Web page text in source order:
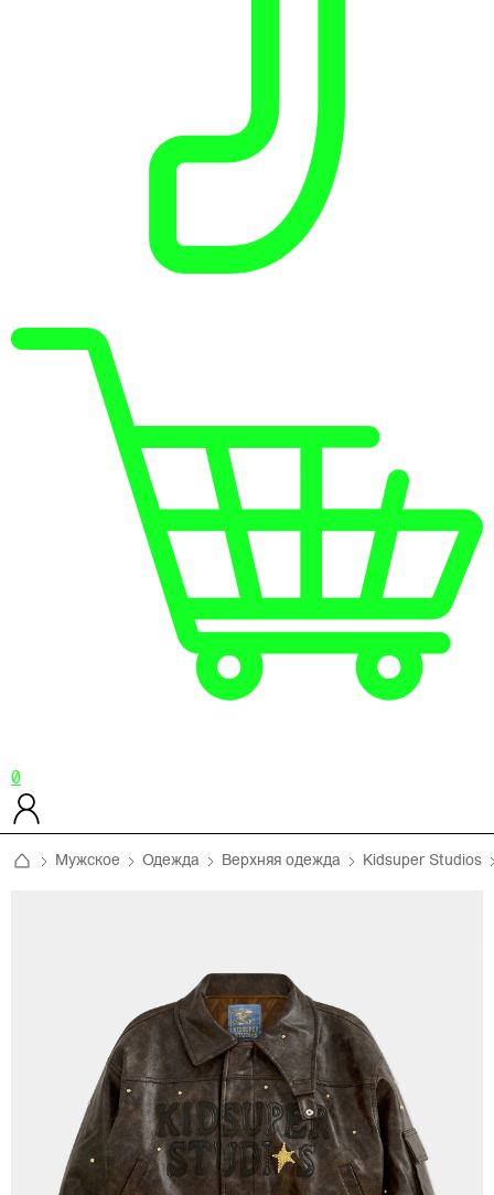
0
Мужское Одежда Верхняя одежда Kidsuper Studios